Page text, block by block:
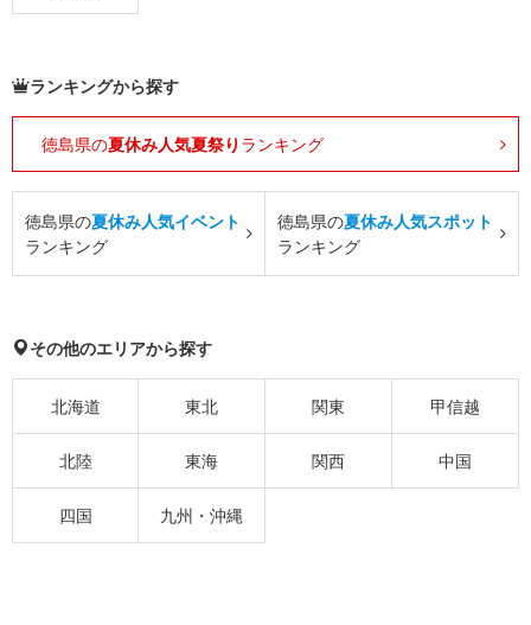
ランキングから探す
徳島県の夏休み人気夏祭り ランキング
徳島県の夏休み人気イベント
ランキング
徳島県の夏休み人気スポット
ランキング
その他のエリアから探す
北海道 東北 関東 甲信越
北陸 東海 関西 中国
四国 九州・沖縄